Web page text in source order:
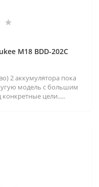
M18 BDD-202C
2 аккумулятора пока
модель с большим
цели.....